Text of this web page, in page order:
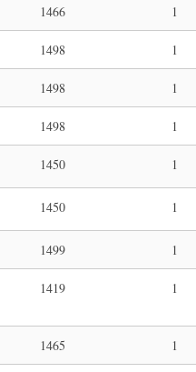
1466 1
1498 1
1498 1
1498 1
1450 1
1450 1
1499 1
1419 1
1465 1